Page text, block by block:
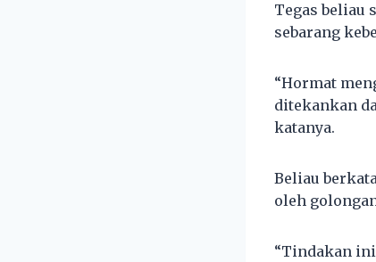
Tegas beliau
sebarang
“Hormat
ditekankan
katanya.
Beliau
oleh
“Tindakan